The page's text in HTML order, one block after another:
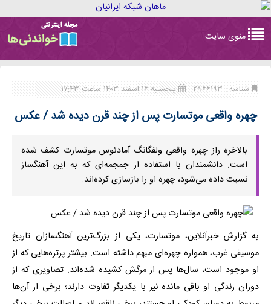
navigation
منوی سایت
شناسه : ۲۹۶۶۱۹۳ - پنجشنبه ۱۶ اسفند ۱۴۰۳ ساعت ۱۷:۴۳
چهره واقعی موتسارت پس از چند قرن دیده شد / عکس
بالاخره راز چهره واقعی ولفگانگ آمادئوس موتسارت کشف شده
است. دانشمندان با استفاده از جمجمه‌ای که به این آهنگساز
نسبت داده می‌شود، چهره او را بازسازی کرده‌اند.
به گزارش خبرآنلاین، موتسارت، یکی از بزرگ‌ترین آهنگسازان تاریخ
موسیقی غرب، همواره چهره‌ای مبهم داشته است. بیشتر پرتره‌هایی که از
او موجود است، سال‌ها پس از مرگش کشیده شده‌اند. تصاویری که از
دوران زندگی او باقی مانده نیز با یکدیگر تفاوت دارند؛ برخی از آن‌ها